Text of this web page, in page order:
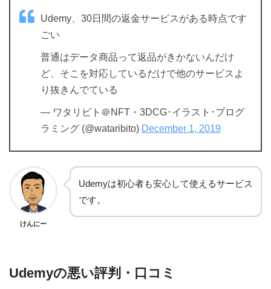
Udemy、30日間の返金サービスがある時点です
ごい
普通はデータ商品って返品がきかないんだけ
ど、そこを対応しているだけで他のサービスよ
り抜きんでている
— ワタリビト＠NFT・3DCG･イラスト･プログ
ラミング (@wataribito) December 1, 2019
けんにー
Udemyは初心者も安心して使えるサービス
です。
Udemyの悪い評判・口コミ